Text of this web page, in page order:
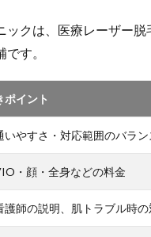
クは、医療レーザー
す。
ポイント
いやすさ・対応範囲のバラン
・顔・全身などの料金
護師の説明、肌トラブル時